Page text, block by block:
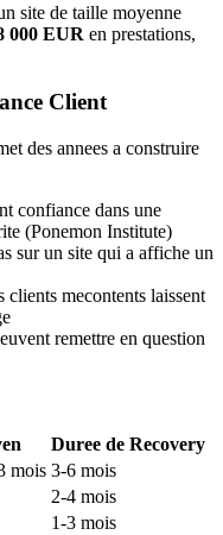
site de taille moyenne
000 EUR en prestations,
Client
des annees a construire
confiance dans une
(Ponemon Institute)
sur un site qui a affiche un
clients mecontents laissent
remettre en question
Duree de Recovery
mois 3-6 mois
2-4 mois
1-3 mois